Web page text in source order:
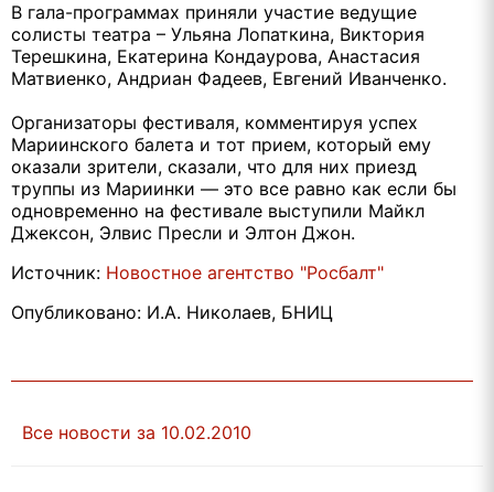
В гала-программах приняли участие ведущие
солисты театра – Ульяна Лопаткина, Виктория
Терешкина, Екатерина Кондаурова, Анастасия
Матвиенко, Андриан Фадеев, Евгений Иванченко.
Организаторы фестиваля, комментируя успех
Мариинского балета и тот прием, который ему
оказали зрители, сказали, что для них приезд
труппы из Мариинки — это все равно как если бы
одновременно на фестивале выступили Майкл
Джексон, Элвис Пресли и Элтон Джон.
Источник: Новостное агентство "Росбалт"
Опубликовано: И.А. Николаев, БНИЦ
Все новости за 10.02.2010